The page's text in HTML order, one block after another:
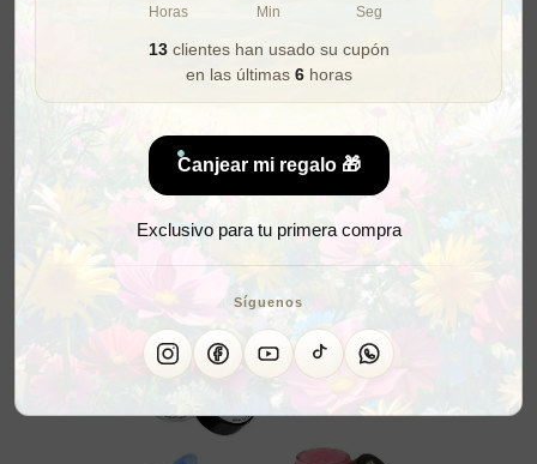
Horas Min Seg
13clientes han usado su cupón
en las últimas 6horas
Canjear mi regalo 🎁
Exclusivo para tu primera compra
Síguenos